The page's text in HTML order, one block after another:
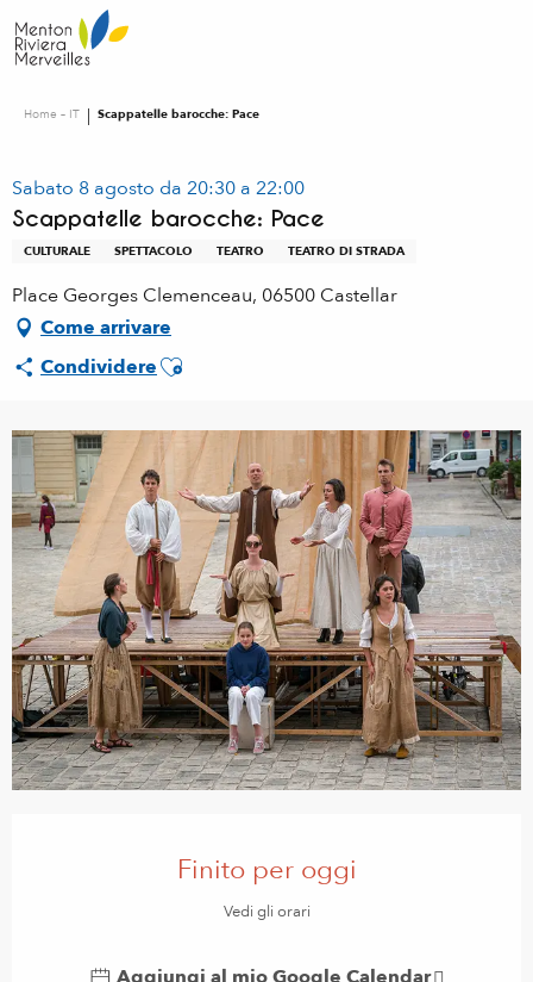
au
contenu
Home – IT Scappatelle barocche: Pace
Sabato 8 agosto da 20:30 a 22:00
Scappatelle barocche: Pace
CULTURALE SPETTACOLO TEATRO TEATRO DI STRADA
Place Georges Clemenceau, 06500 Castellar
Come arrivare
CondividereAjouter aux favoris
Finito per oggi
Vedi gli orari